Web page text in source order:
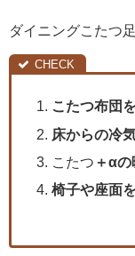
ダイニングこたつ
こたつ布団
床からの冷
こたつ ＋α
椅子や座面